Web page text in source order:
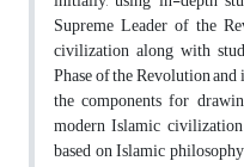
Supreme Leader of the
civilization along with
Phase of the Revolution
the components for
modern Islamic
based on Islamic